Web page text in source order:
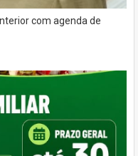
com agenda de